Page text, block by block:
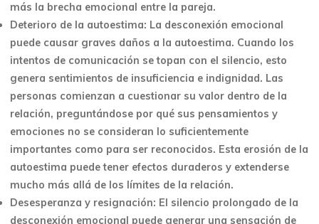
más la brecha emocional entre la pareja.
Deterioro de la autoestima: La desconexión emocional
puede causar graves daños a la autoestima. Cuando los
intentos de comunicación se topan con el silencio, esto
genera sentimientos de insuficiencia e indignidad. Las
personas comienzan a cuestionar su valor dentro de la
relación, preguntándose por qué sus pensamientos y
emociones no se consideran lo suficientemente
importantes como para ser reconocidos. Esta erosión de la
autoestima puede tener efectos duraderos y extenderse
mucho más allá de los límites de la relación.
Desesperanza y resignación: El silencio prolongado de la
desconexión emocional puede generar una sensación de